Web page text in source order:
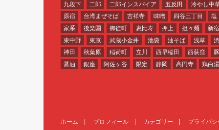
九段下
二郎 二郎インスパイア 五反田
冷やし中
原宿
台湾まぜそば 吉祥寺 味噌 四谷三丁目
塩
家系
後楽園 御徒町 恵比寿 押上 担々麺
新
東中野
東京 武蔵小金井 池袋 油そば 浅草
神田
秋葉原 稲荷町 立川 西早稲田 西荻窪
醤油
銀座 阿佐ヶ谷 限定 静岡 高円寺 鶏白
ホーム プロフィール カテゴリー プライバ